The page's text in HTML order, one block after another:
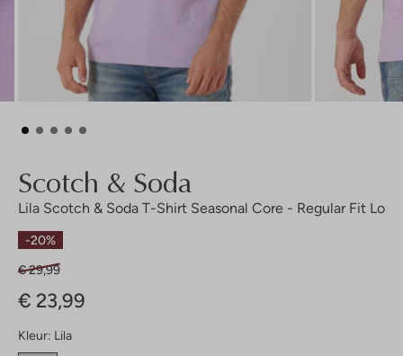
Scotch & Soda
Lila Scotch & Soda T-Shirt Seasonal Core - Regular Fit Lo
-20%
€ 29,99
€ 23,99
Kleur: Lila